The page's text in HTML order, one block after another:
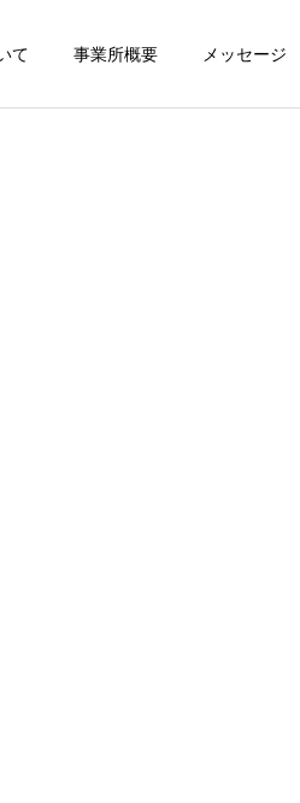
て 事業所概要 メッセージ